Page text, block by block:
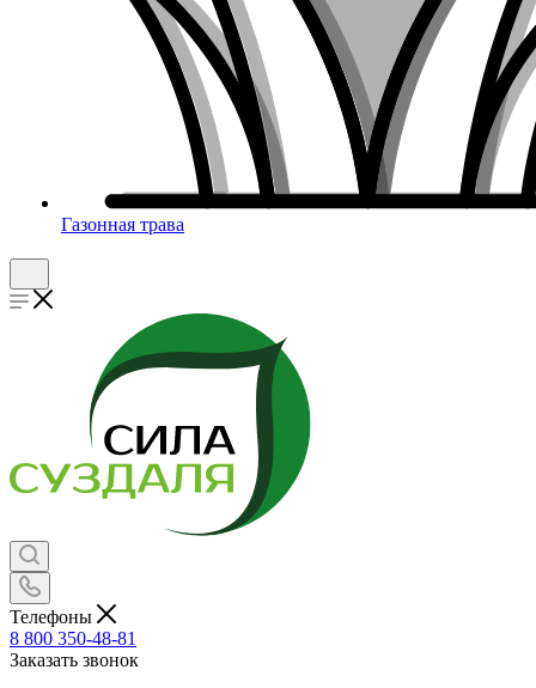
Газонная трава
Телефоны
8 800 350-48-81
Заказать звонок